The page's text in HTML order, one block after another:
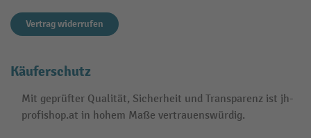
Vertrag widerrufen
Käuferschutz
Mit geprüfter Qualität, Sicherheit und Transparenz ist jh-
profishop.at in hohem Maße vertrauenswürdig.